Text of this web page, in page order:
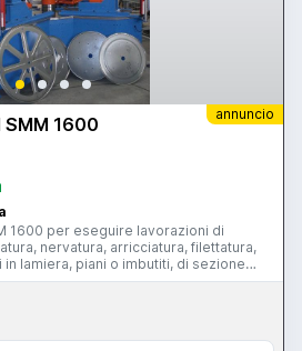
annuncio
SMM 1600
1600 per eseguire lavorazioni di
nervatura, arricciatura, filettatura,
lamiera, piani o imbutiti, di sezione
/ diagonale max di 1600 mm.